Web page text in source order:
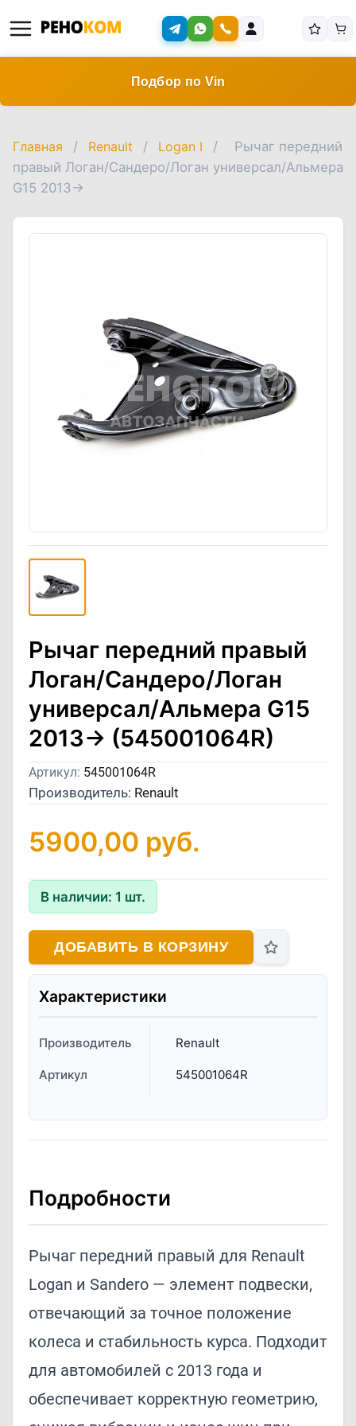
Подбор по Vin
Главная / Renault / Logan I /
Рычаг передний
правый Логан/Сандеро/Логан универсал/Альмера
G15 2013->
Рычаг передний правый
Логан/Сандеро/Логан
универсал/Альмера G15
2013-> (545001064R)
Артикул: 545001064R
Производитель: Renault
5900,00 руб.
В наличии: 1 шт.
ДОБАВИТЬ В КОРЗИНУ
Характеристики
Производитель Renault
Артикул 545001064R
Подробности
Рычаг передний правый для Renault
Logan и Sandero — элемент подвески,
отвечающий за точное положение
колеса и стабильность курса. Подходит
для автомобилей с 2013 года и
обеспечивает корректную геометрию,